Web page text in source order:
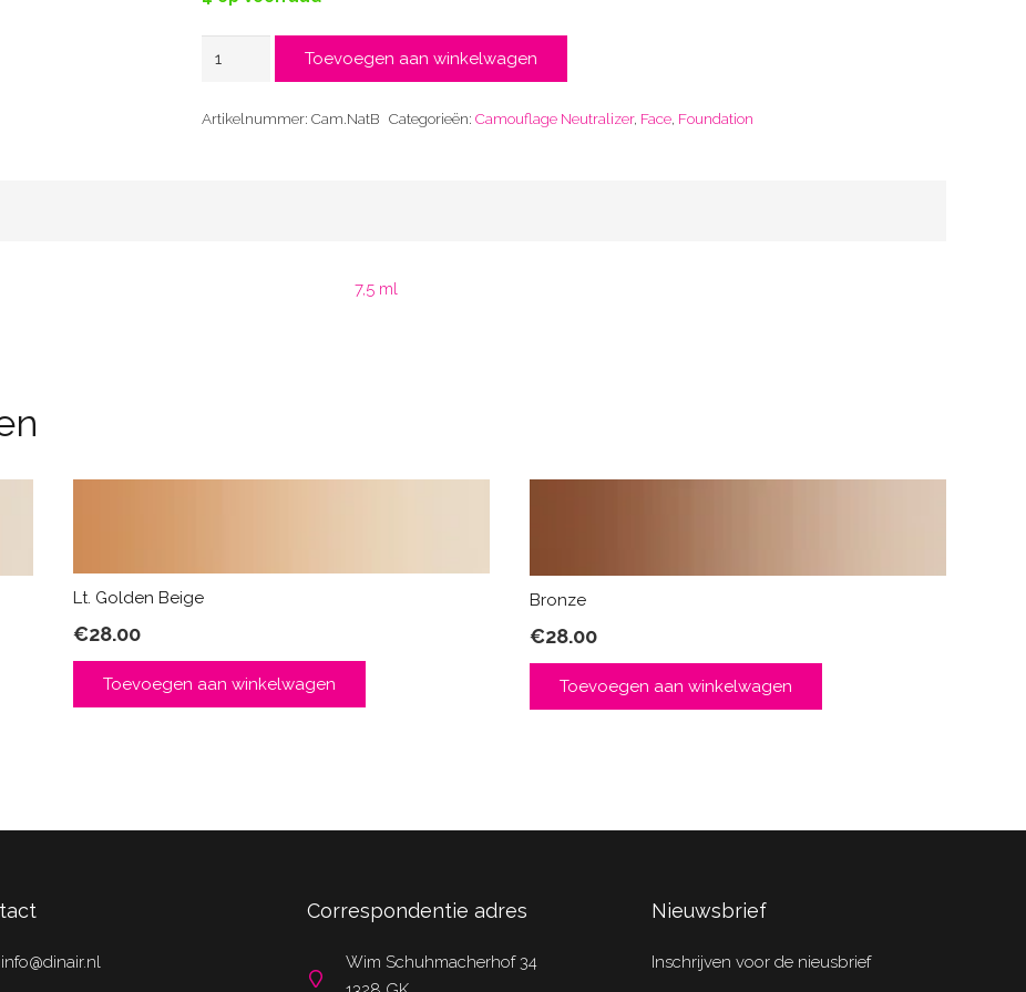
Toevoegen aan winkelwagen
Artikelnummer: Cam.NatB Categorieën: Camouflage Neutralizer, Face, Foundation
7,5 ml
Lt. Golden Beige
€28.00
Toevoegen aan winkelwagen
Bronze
€28.00
Toevoegen aan winkelwagen
info@dinair.nl
Correspondentie adres
Wim Schuhmacherhof 34
Nieuwsbrief
Inschrijven voor de nieusbrief